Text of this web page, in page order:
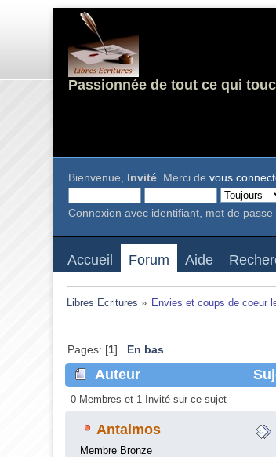
Passionnée de tout ce qui
Bienvenue, Invité. Merci devous
Connexion avec identifiant, mot de
Accueil Forum Aide
Libres Ecritures » Envies et coups de coeur
Pages: [1] En bas
Auteur
0 Membres et 1 Invité sur ce sujet
Antalmos
Membre Bronze